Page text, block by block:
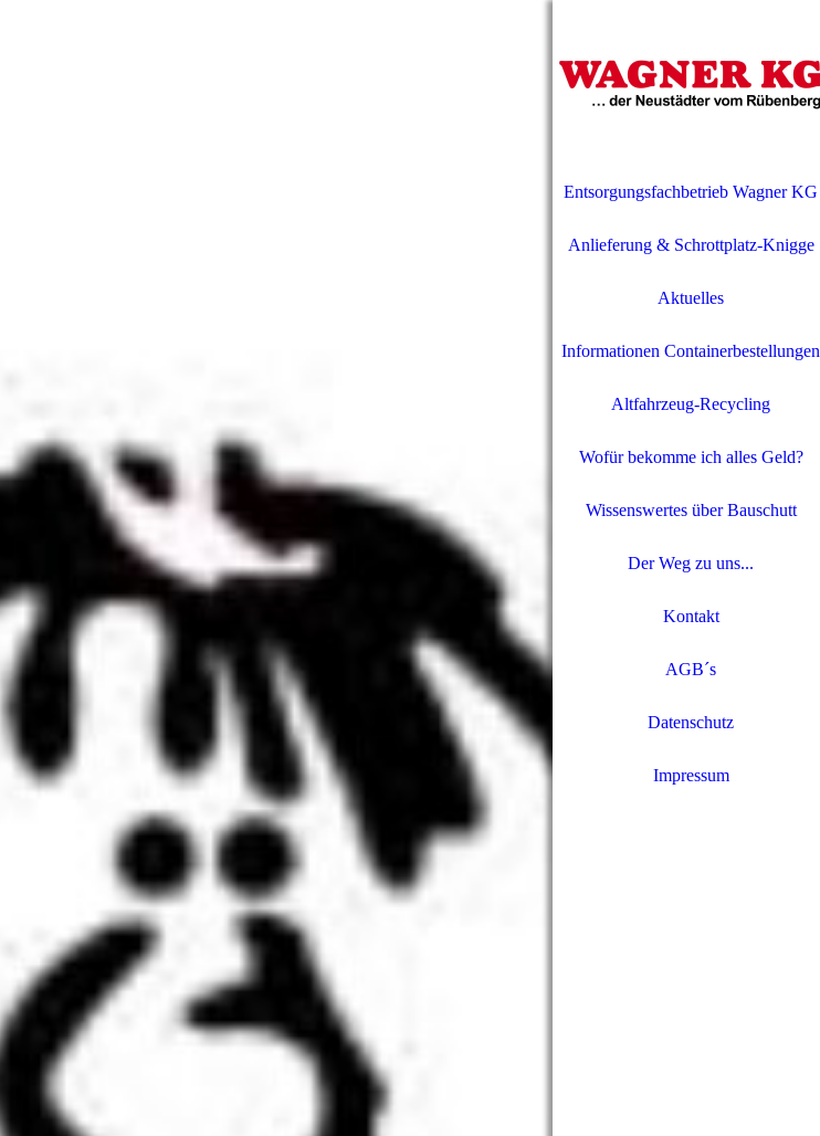
Entsorgungsfachbetrieb Wagner KG
Anlieferung & Schrottplatz-Knigge
Aktuelles
Informationen Containerbestellungen
Altfahrzeug-Recycling
Wofür bekomme ich alles Geld?
Wissenswertes über Bauschutt
Der Weg zu uns...
Kontakt
AGB´s
Datenschutz
Impressum